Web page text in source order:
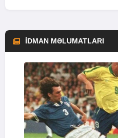
İDMAN MƏLUMATLARI